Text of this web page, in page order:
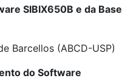
SIBIX650B e da Base
Barcellos (ABCD-USP)
do Software